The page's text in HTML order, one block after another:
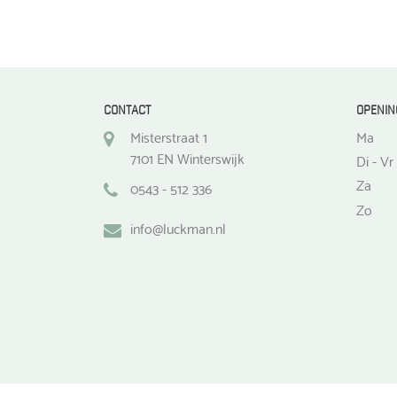
CONTACT
Misterstraat 1
7101 EN Winterswijk
0543 - 512 336
info@luckman.nl
Ma
Di - Vr
Za
Zo